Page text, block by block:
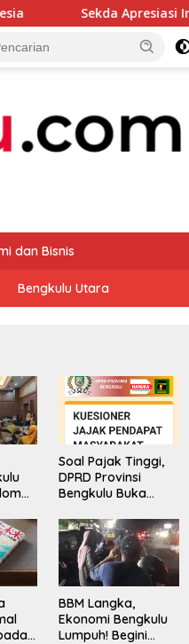
Apresiasi Inspektorat
dan Bisnis
Bengkulu Utara
Soal Pajak Tinggi,
DPRD Provinsi
Bengkulu Buka
Pengaduan
Masyarakat
BBM Langka,
Ekonomi Bengkulu
Lumpuh! Begini